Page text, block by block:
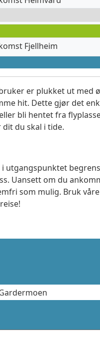
Fjellheim
er plukket ut med
hit. Dette gjør det
bli hentet fra
du skal i tide.
utgangspunktet
Uansett om du
som mulig. Bruk